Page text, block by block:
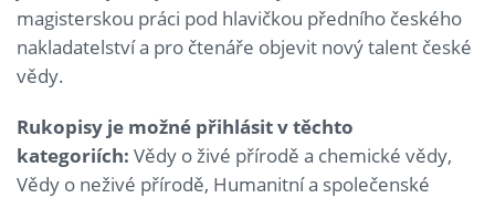
magisterskou práci pod hlavičkou předního českého
nakladatelství a pro čtenáře objevit nový talent české
vědy.
Rukopisy je možné přihlásit v těchto
kategoriích: Vědy o živé přírodě a chemické vědy,
Vědy o neživé přírodě, Humanitní a společenské